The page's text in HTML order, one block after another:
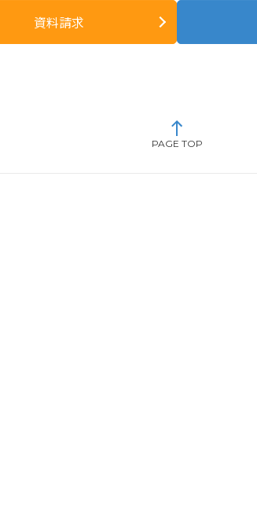
資料請求
PAGE TOP